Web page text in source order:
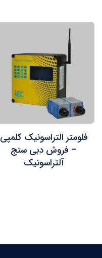
فلومتر التراسونیک کلمپی
– فروش دبی سنج
آلتراسونیک